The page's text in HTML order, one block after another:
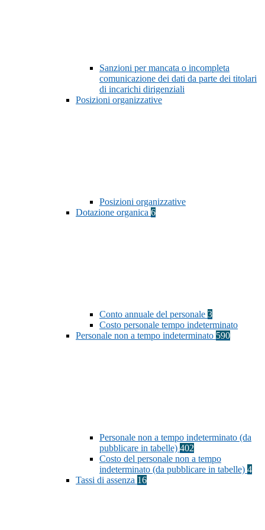
Sanzioni per mancata o incompleta
comunicazione dei dati da parte dei titolari
di incarichi dirigenziali
Posizioni organizzative
Posizioni organizzative
Dotazione organica 6
Conto annuale del personale 3
Costo personale tempo indeterminato
Personale non a tempo indeterminato 590
Personale non a tempo indeterminato (da
pubblicare in tabelle) 402
Costo del personale non a tempo
indeterminato (da pubblicare in tabelle) 4
Tassi di assenza 16